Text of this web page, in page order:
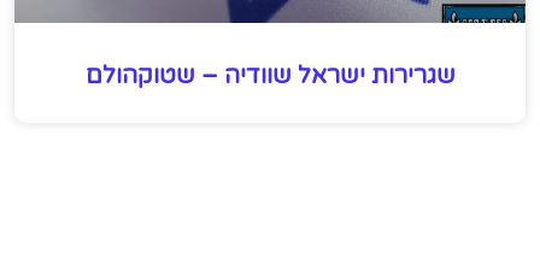
שגרירות ישראל שוודיה – שטוקהולם